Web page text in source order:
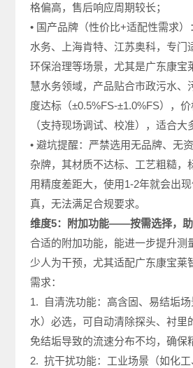
格偏高，售后响应周期较长；
• 国产品牌（性价比+适配性需求
水务、上海肯特、江苏奥科，专门
环保治理等场景，尤其是广东康宝
慧水务领域，产品贴合市政污水、
度达标（±0.5%FS-±1.0%FS），
（支持现场调试、校准），适合大
• 避坑提醒：严禁选用无品牌、无
杂牌，其材质不达标、工艺粗糙，
用精度差距大，使用1-2年就会出
真，无法满足合规要求。
维度5：附加功能——按需选择，
合适的附加功能，能进一步提升测
少人为干预，尤其适配广东康宝莱
需求：
1. 自清洗功能：高含固、易结垢
水）必选，可自动清除探头、衬里
免结垢导致的流速分布不均，确保
2. 抗干扰功能：工业场景（如化